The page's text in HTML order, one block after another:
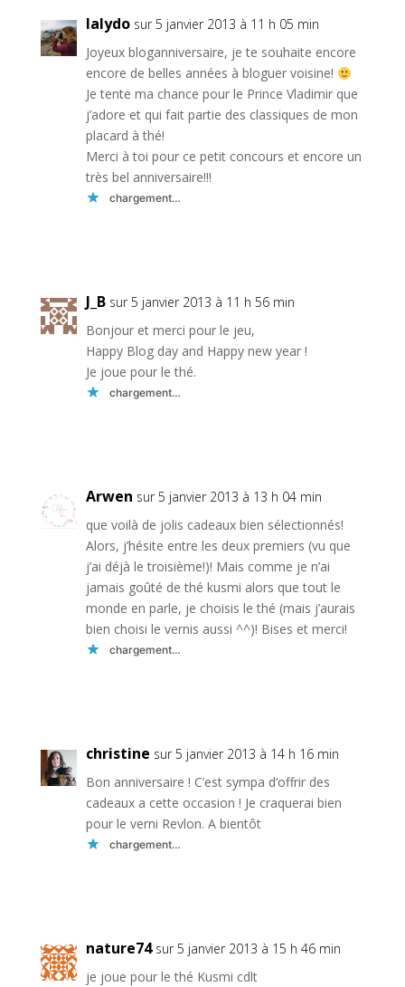
lalydo sur 5 janvier 2013 à 11 h 05 min
Joyeux bloganniversaire, je te souhaite encore
encore de belles années à bloguer voisine!
Je tente ma chance pour le Prince Vladimir que
j’adore et qui fait partie des classiques de mon
placard à thé!
Merci à toi pour ce petit concours et encore un
très bel anniversaire!!!
chargement…
J_B sur 5 janvier 2013 à 11 h 56 min
Bonjour et merci pour le jeu,
Happy Blog day and Happy new year !
Je joue pour le thé.
chargement…
Arwen sur 5 janvier 2013 à 13 h 04 min
que voilà de jolis cadeaux bien sélectionnés!
Alors, j’hésite entre les deux premiers (vu que
j’ai déjà le troisième!)! Mais comme je n’ai
jamais goûté de thé kusmi alors que tout le
monde en parle, je choisis le thé (mais j’aurais
bien choisi le vernis aussi ^^)! Bises et merci!
chargement…
christine sur 5 janvier 2013 à 14 h 16 min
Bon anniversaire ! C’est sympa d’offrir des
cadeaux a cette occasion ! Je craquerai bien
pour le verni Revlon. A bientôt
chargement…
nature74 sur 5 janvier 2013 à 15 h 46 min
je joue pour le thé Kusmi cdlt